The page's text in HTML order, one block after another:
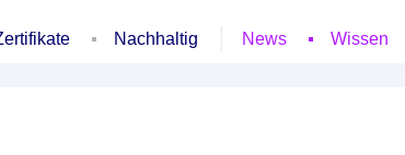
Nachhaltig News Wissen